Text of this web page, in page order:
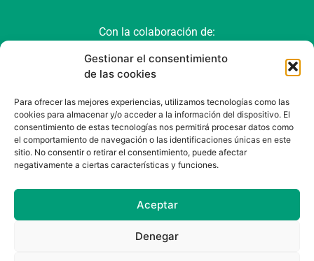
Gestionar el consentimiento
de las cookies
Para ofrecer las mejores experiencias, utilizamos tecnologías como las
cookies para almacenar y/o acceder a la información del dispositivo. El
consentimiento de estas tecnologías nos permitirá procesar datos como
el comportamiento de navegación o las identificaciones únicas en este
sitio. No consentir o retirar el consentimiento, puede afectar
negativamente a ciertas características y funciones.
Aceptar
Denegar
Con la colaboración de:
Política de cookies (UE) Política de privacidad
Aviso Legal